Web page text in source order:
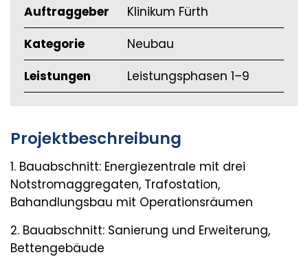
Auftraggeber
Klinikum Fürth
Kategorie
Neubau
Leistungen
Leistungsphasen 1–9
Projektbeschreibung
1. Bauabschnitt: Energiezentrale mit drei
Notstromaggregaten, Trafostation,
Bahandlungsbau mit Operationsräumen
2. Bauabschnitt: Sanierung und Erweiterung,
Bettengebäude